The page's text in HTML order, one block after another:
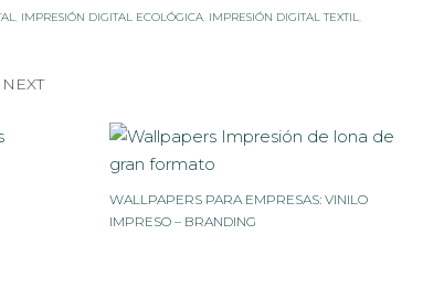
IMPRESIÓN DIGITAL ECOLÓGICA IMPRESIÓN DIGITAL TEXTIL
WALLPAPERS PARA EMPRESAS: VINILO
IMPRESO – BRANDING